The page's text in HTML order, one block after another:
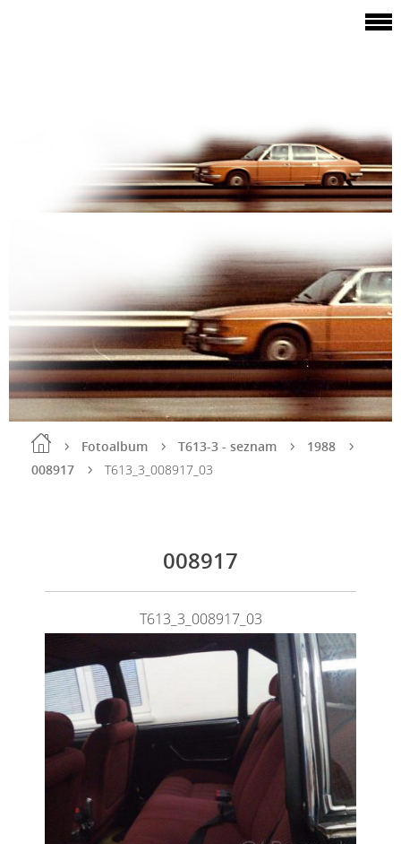
Fotoalbum T613-3 - seznam
1988
008917
T613_3_008917_03
008917
T613_3_008917_03